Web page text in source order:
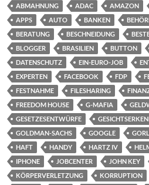
ABMAHNUNG ADAC AMAZON
APPS
AUTO BANKEN
BERATUNG
BESCHNEIDUNG
BLOGGER
BRASILIEN BUTTON
DATENSCHUTZ
EIN-EURO-JOB
EXPERTEN
FACEBOOK FDP
FESTNAHME
FILESHARING
FREEDOM HOUSE
G-MAFIA
GESETZESENTWÜRFE
GOLDMAN-SACHS
GOOGLE
HAFT
HANDY HARTZ IV
IPHONE
JOBCENTER JOHN KEY
KÖRPERVERLETZUNG
KORRUPTION